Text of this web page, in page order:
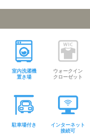
室内洗濯機
置き場
ウォークイン
クローゼット
駐車場付き
インターネット
接続可